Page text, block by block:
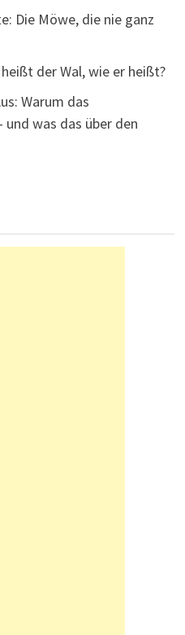
Die Möwe, die nie ganz
der Wal, wie er heißt?
Warum das
was das über den